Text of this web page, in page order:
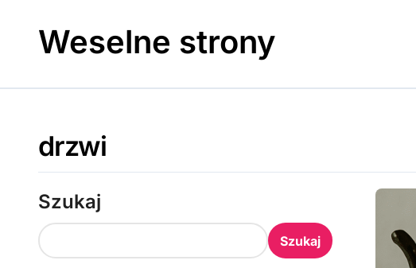
contentWeselne strony
drzwi
Szukaj
Szukaj